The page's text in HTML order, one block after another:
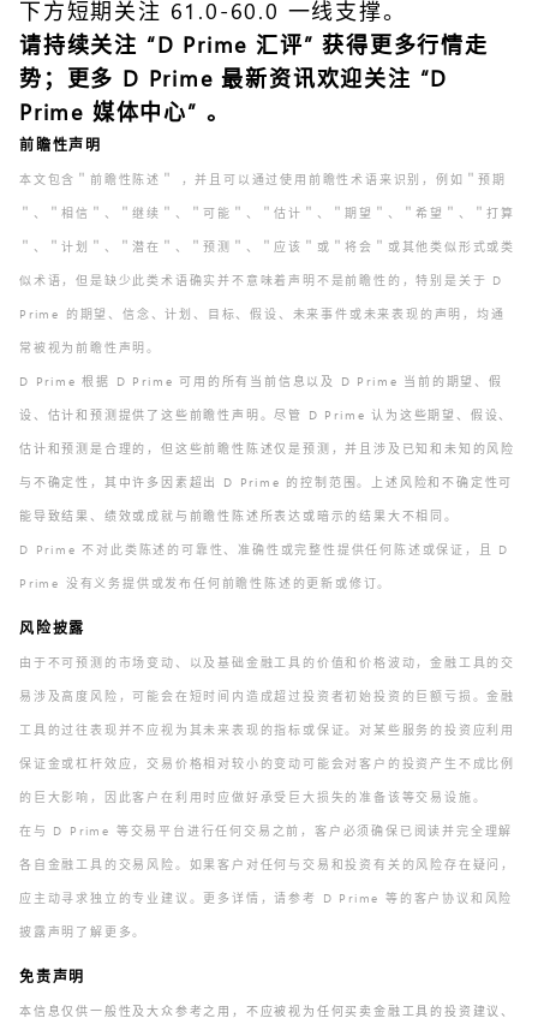
下方短期关注 61.0-60.0 一线支撑。
请持续关注 “D Prime 汇评” 获得更多行情走
势；更多 D Prime 最新资讯欢迎关注 “D
Prime 媒体中心” 。
前瞻性声明
本文包含＂前瞻性陈述＂ ，并且可以通过使用前瞻性术语来识别，例如＂预期
＂、＂相信＂、＂继续＂、＂可能＂、＂估计＂、＂期望＂、＂希望＂、＂打算
＂、＂计划＂、＂潜在＂、＂预测＂、＂应该＂或＂将会＂或其他类似形式或类
似术语，但是缺少此类术语确实并不意味着声明不是前瞻性的，特别是关于 D
Prime 的期望、信念、计划、目标、假设、未来事件或未来表现的声明，均通
常被视为前瞻性声明。
D Prime 根据 D Prime 可用的所有当前信息以及 D Prime 当前的期望、假
设、估计和预测提供了这些前瞻性声明。尽管 D Prime 认为这些期望、假设、
估计和预测是合理的，但这些前瞻性陈述仅是预测，并且涉及已知和未知的风险
与不确定性，其中许多因素超出 D Prime 的控制范围。上述风险和不确定性可
能导致结果、绩效或成就与前瞻性陈述所表达或暗示的结果大不相同。
D Prime 不对此类陈述的可靠性、准确性或完整性提供任何陈述或保证，且 D
Prime 没有义务提供或发布任何前瞻性陈述的更新或修订。
风险披露
由于不可预测的市场变动、以及基础金融工具的价值和价格波动，金融工具的交
易涉及高度风险，可能会在短时间内造成超过投资者初始投资的巨额亏损。金融
工具的过往表现并不应视为其未来表现的指标或保证。对某些服务的投资应利用
保证金或杠杆效应，交易价格相对较小的变动可能会对客户的投资产生不成比例
的巨大影响，因此客户在利用时应做好承受巨大损失的准备该等交易设施。
在与 D Prime 等交易平台进行任何交易之前，客户必须确保已阅读并完全理解
各自金融工具的交易风险。如果客户对任何与交易和投资有关的风险存在疑问，
应主动寻求独立的专业建议。更多详情，请参考 D Prime 等的客户协议和风险
披露声明了解更多。
免责声明
本信息仅供一般性及大众参考之用，不应被视为任何买卖金融工具的投资建议、